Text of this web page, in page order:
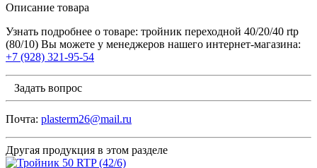
Описание товара
Узнать подробнее о товаре: тройник переходной 40/20/40 rtp
(80/10) Вы можете у менеджеров нашего интернет-магазина:
+7 (928) 321-95-54
Задать вопрос
Почта: plasterm26@mail.ru
Другая продукция в этом разделе